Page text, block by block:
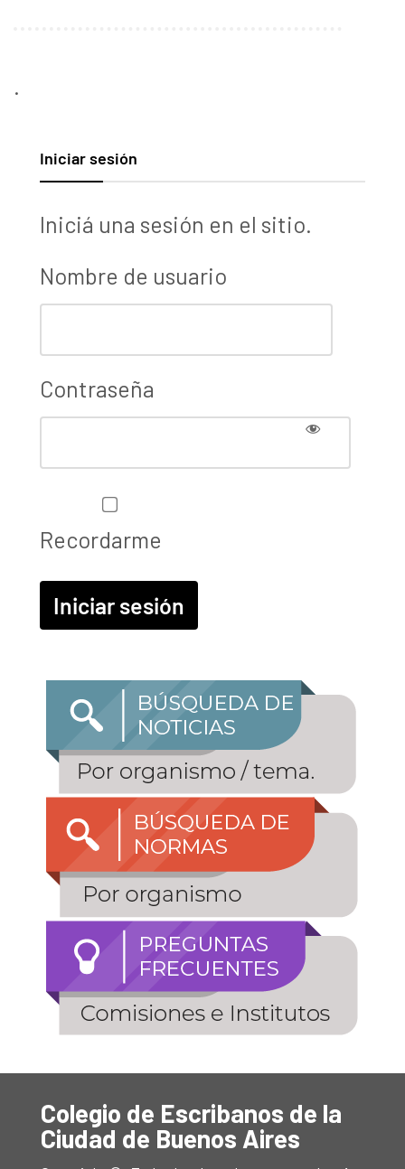
.
Iniciar sesión
Iniciá una sesión en el sitio.
Nombre de usuario
Contraseña
Recordarme
Colegio de Escribanos de la
Ciudad de Buenos Aires